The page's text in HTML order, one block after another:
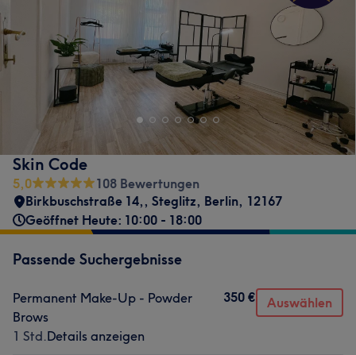
Skin Code
5,0
108 Bewertungen
Birkbuschstraße 14,, Steglitz, Berlin, 12167
Geöffnet Heute: 10:00 - 18:00
Passende Suchergebnisse
Permanent Make-Up - Powder
Brows
1 Std.Details anzeigen
350 € Auswählen